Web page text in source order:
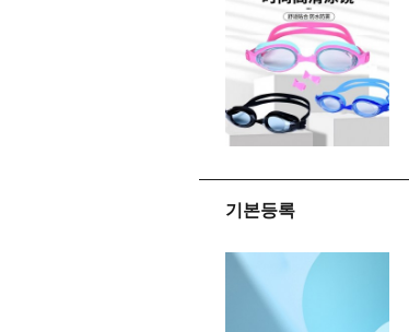
기본등록